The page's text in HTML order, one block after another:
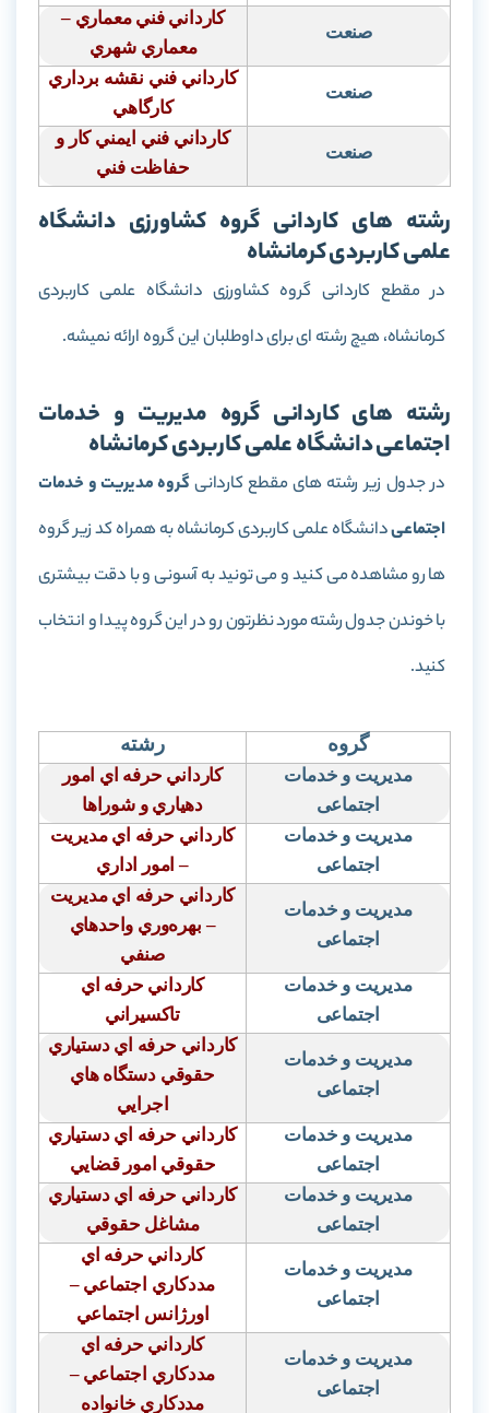
صنعت
كارداني فني معماري –
معماري شهري
صنعت
كارداني فني نقشه برداري
كارگاهي
صنعت
كارداني فني ايمني كار و
حفاظت فني
رشته های کاردانی گروه کشاورزی دانشگاه
علمی کاربردی کرمانشاه
در مقطع کاردانی گروه کشاورزی دانشگاه علمی کاربردی
کرمانشاه، هیچ رشته ای برای داوطلبان این گروه ارائه نمیشه.
رشته های کاردانی گروه مدیریت و خدمات
اجتماعی دانشگاه علمی کاربردی کرمانشاه
در جدول زیر رشته های مقطع کاردانیگروه مدیریت و خدمات
اجتماعیدانشگاه علمی کاربردی کرمانشاه به همراه کد زیر گروه
ها رو مشاهده می کنید و می تونید به آسونی و با دقت بیشتری
با خوندن جدول رشته مورد نظرتون رو در این گروه پیدا و انتخاب
کنید.
گروه رشته
مدیریت و خدمات
اجتماعی
كارداني حرفه اي امور
دهياري و شوراها
مدیریت و خدمات
اجتماعی
كارداني حرفه اي مديريت
– امور اداري
مدیریت و خدمات
اجتماعی
كارداني حرفه اي مديريت
–بهره‌وري واحدهاي
صنفي
مدیریت و خدمات
اجتماعی
كارداني حرفه اي
تاكسيراني
مدیریت و خدمات
اجتماعی
كارداني حرفه اي دستياري
حقوقي دستگاه هاي
اجرايي
مدیریت و خدمات
اجتماعی
كارداني حرفه اي دستياري
حقوقي امور قضايي
مدیریت و خدمات
اجتماعی
كارداني حرفه اي دستياري
مشاغل حقوقي
مدیریت و خدمات
اجتماعی
كارداني حرفه اي
مددكاري اجتماعي –
اورژانس اجتماعي
مدیریت و خدمات
اجتماعی
كارداني حرفه اي
مددكاري اجتماعي –
مددكاري خانواده